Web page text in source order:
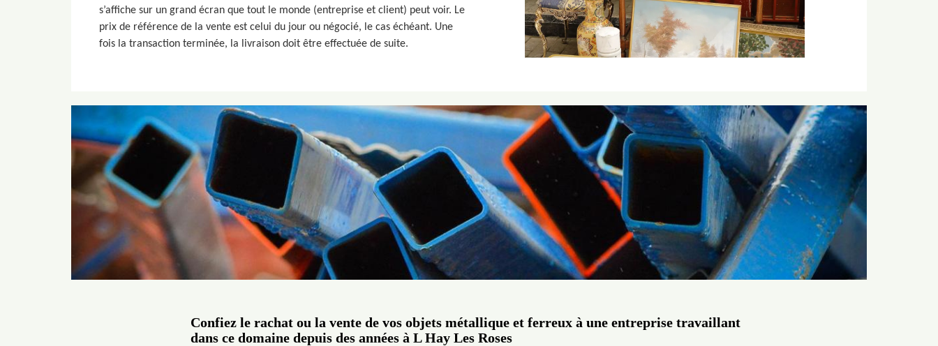
s’affiche sur un grand écran que tout le monde (entreprise et client) peut voir. Le
prix de référence de la vente est celui du jour ou négocié, le cas échéant. Une
fois la transaction terminée, la livraison doit être effectuée de suite.
Confiez le rachat ou la vente de vos objets métallique et ferreux à une entreprise travaillant
dans ce domaine depuis des années à L Hay Les Roses